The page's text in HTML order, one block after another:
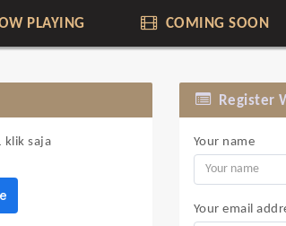
PLAYING COMING SOON
klik saja
Register
Your name
Your email